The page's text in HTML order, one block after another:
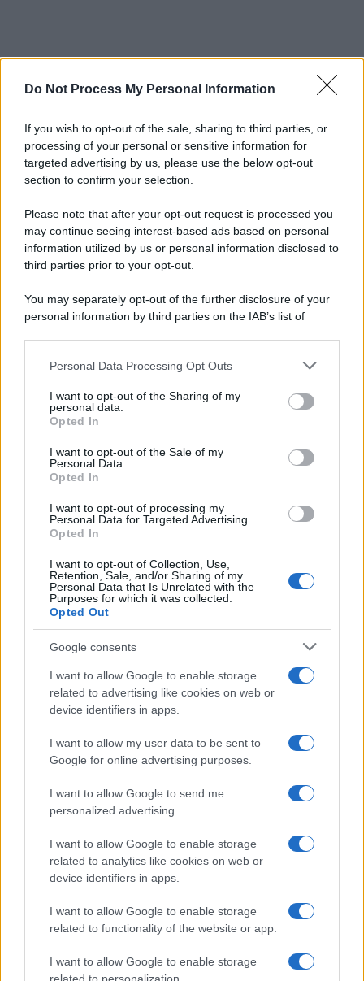
Do Not Process My Personal Information
If you wish to opt-out of the sale, sharing to third parties, or
processing of your personal or sensitive information for
targeted advertising by us, please use the below opt-out
section to confirm your selection.
Please note that after your opt-out request is processed you
may continue seeing interest-based ads based on personal
information utilized by us or personal information disclosed to
third parties prior to your opt-out.
You may separately opt-out of the further disclosure of your
personal information by third parties on the IAB’s list of
This information may also be disclosed by us to third parties
disclose it to other third parties.
Please note that this website/app uses one or more Google
services and may gather and store information including but
not limited to your visit or usage behaviour. You may click to
grant or deny consent to Google and its third-party tags to
consent section.
Personal Data Processing Opt Outs
I want to opt-out of the Sharing of my
personal data.
Opted In
I want to opt-out of the Sale of my
Personal Data.
Opted In
I want to opt-out of processing my
Personal Data for Targeted Advertising.
Opted In
I want to opt-out of Collection, Use,
Retention, Sale, and/or Sharing of my
Personal Data that Is Unrelated with the
Purposes for which it was collected.
Opted Out
Google consents
I want to allow Google to enable storage
related to advertising like cookies on web or
device identifiers in apps.
I want to allow my user data to be sent to
Google for online advertising purposes.
I want to allow Google to send me
personalized advertising.
I want to allow Google to enable storage
related to analytics like cookies on web or
device identifiers in apps.
I want to allow Google to enable storage
related to functionality of the website or app.
I want to allow Google to enable storage